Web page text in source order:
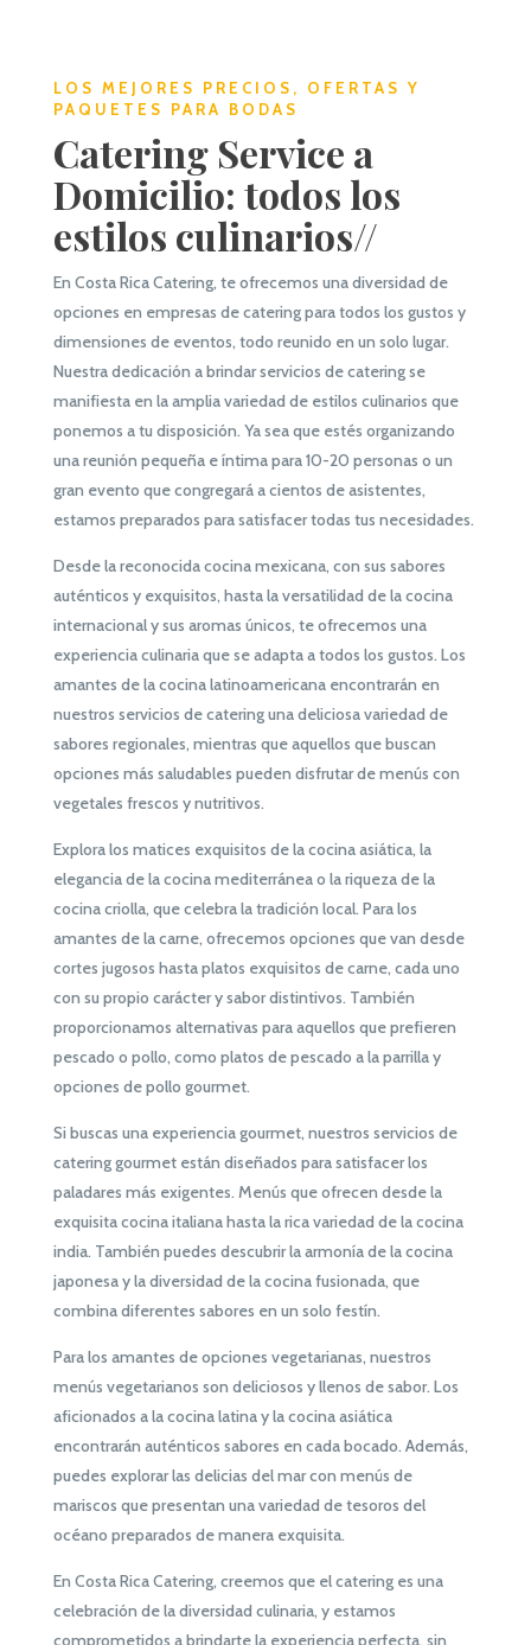
LOS MEJORES PRECIOS, OFERTAS Y
PAQUETES PARA BODAS
Catering Service a
Domicilio: todos los
estilos culinarios//
En Costa Rica Catering, te ofrecemos una diversidad de
opciones en empresas de catering para todos los gustos y
dimensiones de eventos, todo reunido en un solo lugar.
Nuestra dedicación a brindar servicios de catering se
manifiesta en la amplia variedad de estilos culinarios que
ponemos a tu disposición. Ya sea que estés organizando
una reunión pequeña e íntima para 10-20 personas o un
gran evento que congregará a cientos de asistentes,
estamos preparados para satisfacer todas tus necesidades.
Desde la reconocida cocina mexicana, con sus sabores
auténticos y exquisitos, hasta la versatilidad de la cocina
internacional y sus aromas únicos, te ofrecemos una
experiencia culinaria que se adapta a todos los gustos. Los
amantes de la cocina latinoamericana encontrarán en
nuestros servicios de catering una deliciosa variedad de
sabores regionales, mientras que aquellos que buscan
opciones más saludables pueden disfrutar de menús con
vegetales frescos y nutritivos.
Explora los matices exquisitos de la cocina asiática, la
elegancia de la cocina mediterránea o la riqueza de la
cocina criolla, que celebra la tradición local. Para los
amantes de la carne, ofrecemos opciones que van desde
cortes jugosos hasta platos exquisitos de carne, cada uno
con su propio carácter y sabor distintivos. También
proporcionamos alternativas para aquellos que prefieren
pescado o pollo, como platos de pescado a la parrilla y
opciones de pollo gourmet.
Si buscas una experiencia gourmet, nuestros servicios de
catering gourmet están diseñados para satisfacer los
paladares más exigentes. Menús que ofrecen desde la
exquisita cocina italiana hasta la rica variedad de la cocina
india. También puedes descubrir la armonía de la cocina
japonesa y la diversidad de la cocina fusionada, que
combina diferentes sabores en un solo festín.
Para los amantes de opciones vegetarianas, nuestros
menús vegetarianos son deliciosos y llenos de sabor. Los
aficionados a la cocina latina y la cocina asiática
encontrarán auténticos sabores en cada bocado. Además,
puedes explorar las delicias del mar con menús de
mariscos que presentan una variedad de tesoros del
océano preparados de manera exquisita.
En Costa Rica Catering, creemos que el catering es una
celebración de la diversidad culinaria, y estamos
comprometidos a brindarte la experiencia perfecta, sin